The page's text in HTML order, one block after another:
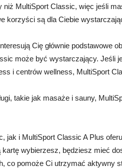
niż MultiSport Classic, więc jeśli
korzyści są dla Ciebie
Cię głównie podstawowe
może być wystarczający. Jeśli
i centrów wellness, MultiSport
takie jak masaże i sauny,
jak i MultiSport Classic A Plus
wybierzesz, będziesz mieć
co pomoże Ci utrzymać aktywny